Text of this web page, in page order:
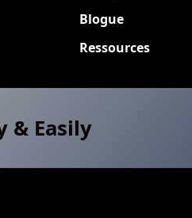
Blogue
Ressources
& Easily